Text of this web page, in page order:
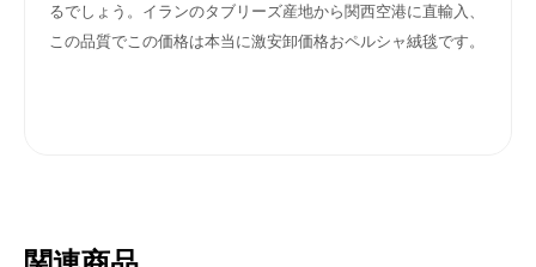
るでしょう。イランのタブリーズ産地から関西空港に直輸入、
この品質でこの価格は本当に激安卸価格おペルシャ絨毯です。